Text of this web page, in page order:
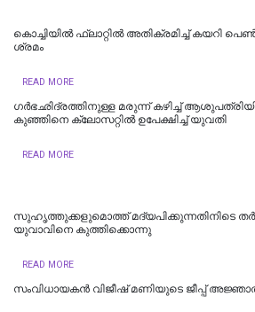
കൊച്ചിയില്‍ ഫ്ലാറ്റിൽ അതിക്രമിച്ച് കയറി
ശ്രമം
READ MORE
ഗർഭഛിദ്രത്തിനുള്ള മരുന്ന് കഴിച്ച്
കുഞ്ഞിനെ ക്ലോസറ്റിൽ ഉപേക്ഷിച്ച് യുവതി
READ MORE
സുഹൃത്തുക്കളുമൊത്ത് മദ്യപിക്കുന്നതിനിടെ
യുവാവിനെ കുത്തിക്കൊന്നു
READ MORE
സംവിധായകൻ വിജീഷ് മണിയുടെ ജീപ്പ്